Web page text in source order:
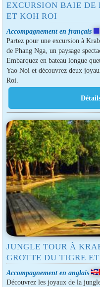
EXCURSION BAIE DE
ET KOH ROI
Accompagnement en français
Partez pour une excursion à
de Phang Nga, un paysage
Embarquez en bateau longue
Yao Noi et découvrez deux
Roi.
JUNGLE TOUR À
GROTTE DU TIGRE
Accompagnement en anglais
Découvrez les joyaux de la